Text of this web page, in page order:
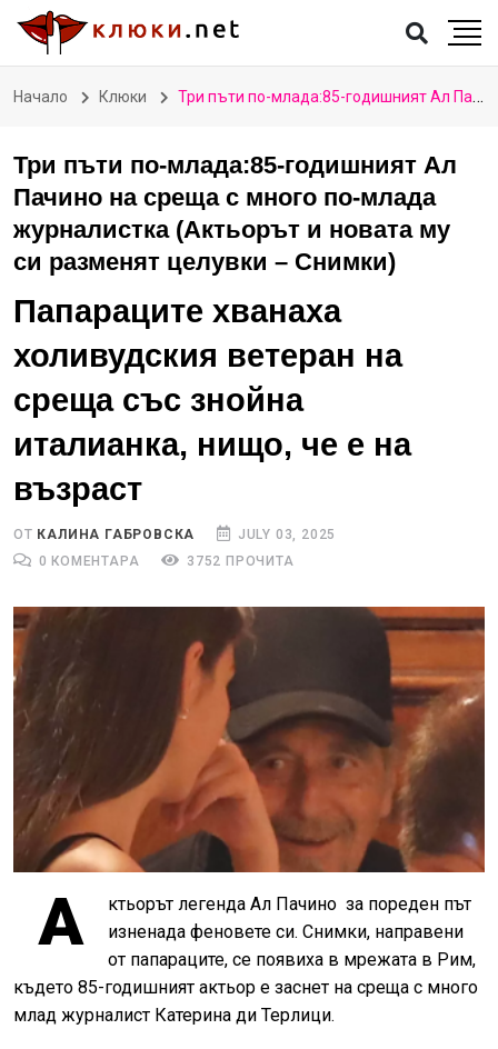
Начало Клюки Три пъти по-млада:85-годишният Ал Пачино на среща с много по-млада журналистка (Актьорът и новата му си разменят целувки – Снимки)
Три пъти по-млада:85-годишният Ал
Пачино на среща с много по-млада
журналистка (Актьорът и новата му
си разменят целувки – Снимки)
Папараците хванаха
холивудския ветеран на
среща със знойна
италианка, нищо, че е на
възраст
ОТ КАЛИНА ГАБРОВСКА
JULY 03, 2025
0 КОМЕНТАРА
3752 ПРОЧИТА
А ктьорът легенда Ал Пачино за пореден път
изненада феновете си. Снимки, направени
от папараците, се появиха в мрежата в Рим,
където 85-годишният актьор е заснет на среща с много
млад журналист Катерина ди Терлици.